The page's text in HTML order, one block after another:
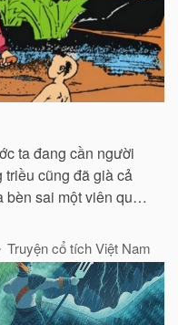
ta đang cần người
triều cũng đã già cả
sai một viên quan
Truyện cổ tích Việt Nam